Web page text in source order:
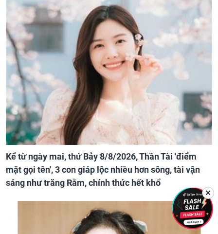
Kể từ ngày mai, thứ Bảy 8/8/2026, Thần Tài 'điểm
mặt gọi tên', 3 con giáp lộc nhiều hơn sông, tài vận
sáng như trăng Rằm, chính thức hết khổ
✕